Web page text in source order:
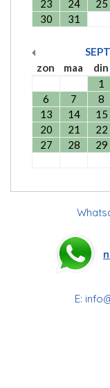
23 24 25
30
31
zon
maa din
1
6
7 8
13
14 15
20
21 22
27
28 29
E: